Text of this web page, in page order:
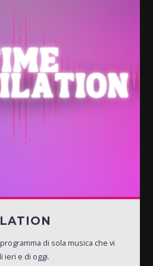
di sola musica che vi
ieri e di oggi.